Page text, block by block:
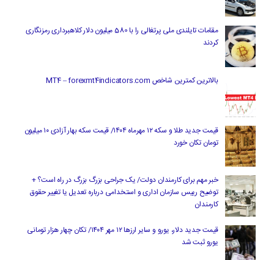
مقامات تایلندی ملی پرتغالی را با 580 میلیون دلار کلاهبرداری رمزنگاری
کردند
بالاترین کمترین شاخص MT4 – forexmt4indicators.com
قیمت جدید طلا و سکه ۱۲ مهرماه ۱۴۰۴/ قیمت سکه بهار آزادی ۱۰ میلیون
تومان تکان خورد
خبر مهم برای کارمندان دولت/ یک جراحی بزرگ بزرگ در راه است؟ +
توضیح رییس سازمان اداری و استخدامی درباره تعدیل یا تغییر حقوق
کارمندان
قیمت جدید دلار، یورو و سایر ارزها ۱۲ مهر ۱۴۰۴/ تکان چهار هزار تومانی
یورو ثبت شد